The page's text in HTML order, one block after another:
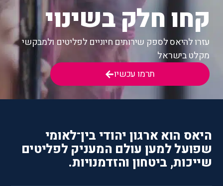
קחו חלק בשינוי
עזרו להיאס לספק שירותים חיוניים לפליטים ולמבקשי
מקלט בישראל
תרמו עכשיו
היאס הוא ארגון יהודי בין־לאומי
שפועל למען עולם המעניק לפליטים
שייכות, ביטחון והזדמנויות.